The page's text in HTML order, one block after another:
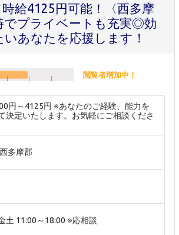
給4125円可能！〈西多摩
でプライベートも充実◎効
あなたを応援します！
閲覧者増加中！
円～4125円 ※あなたのご経験、能力を
決定いたします。お気軽にご相談くださ
多摩郡
土 11:00～18:00 ※応相談